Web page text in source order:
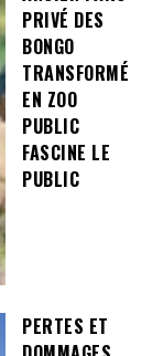
PRIVÉ DES
BONGO
TRANSFORMÉ
EN ZOO
PUBLIC
FASCINE LE
PUBLIC
PERTES ET